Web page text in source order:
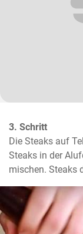
3. Schritt
Die Steaks auf
Steaks in der
mischen. Steaks